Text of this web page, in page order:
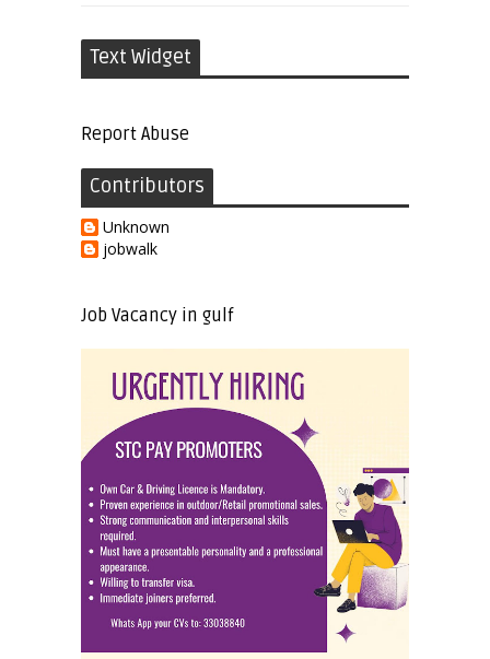
Text Widget
Report Abuse
Contributors
Unknown
jobwalk
Job Vacancy in gulf